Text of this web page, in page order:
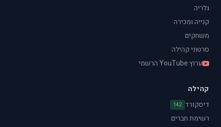
גלריה
קנייה ומכירה
משחקים
סרטוני קהילה
ערוץ YouTube הרשמי
קהילה
דיסקורד 142
רשימת חברים